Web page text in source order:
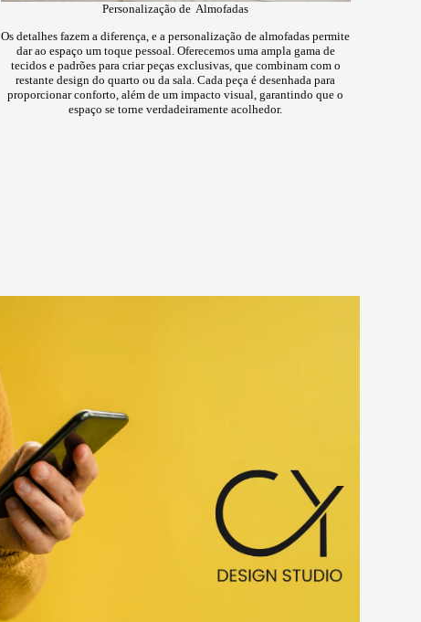
Personalização de Almofadas
Os detalhes fazem a diferença, e a personalização de almofadas permite
dar ao espaço um toque pessoal. Oferecemos uma ampla gama de
tecidos e padrões para criar peças exclusivas, que combinam com o
restante design do quarto ou da sala. Cada peça é desenhada para
proporcionar conforto, além de um impacto visual, garantindo que o
espaço se torne verdadeiramente acolhedor.